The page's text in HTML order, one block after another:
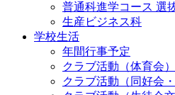
普通科進学コース 選
生産ビジネス科
学校生活
年間行事予定
クラブ活動（体育会）
クラブ活動（同好会・